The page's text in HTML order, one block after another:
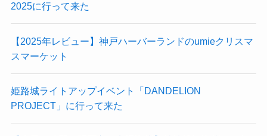
2025に行って来た
【2025年レビュー】神戸ハーバーランドのumieクリスマ
スマーケット
姫路城ライトアップイベント「DANDELION
PROJECT」に行って来た